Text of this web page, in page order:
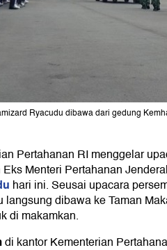
Ryacudu dibawa dari gedung
Pertahanan RI menggelar
Menteri Pertahanan
hari ini. Seusai upacara
langsung dibawa ke Taman
di makamkan.
di kantor Kementerian